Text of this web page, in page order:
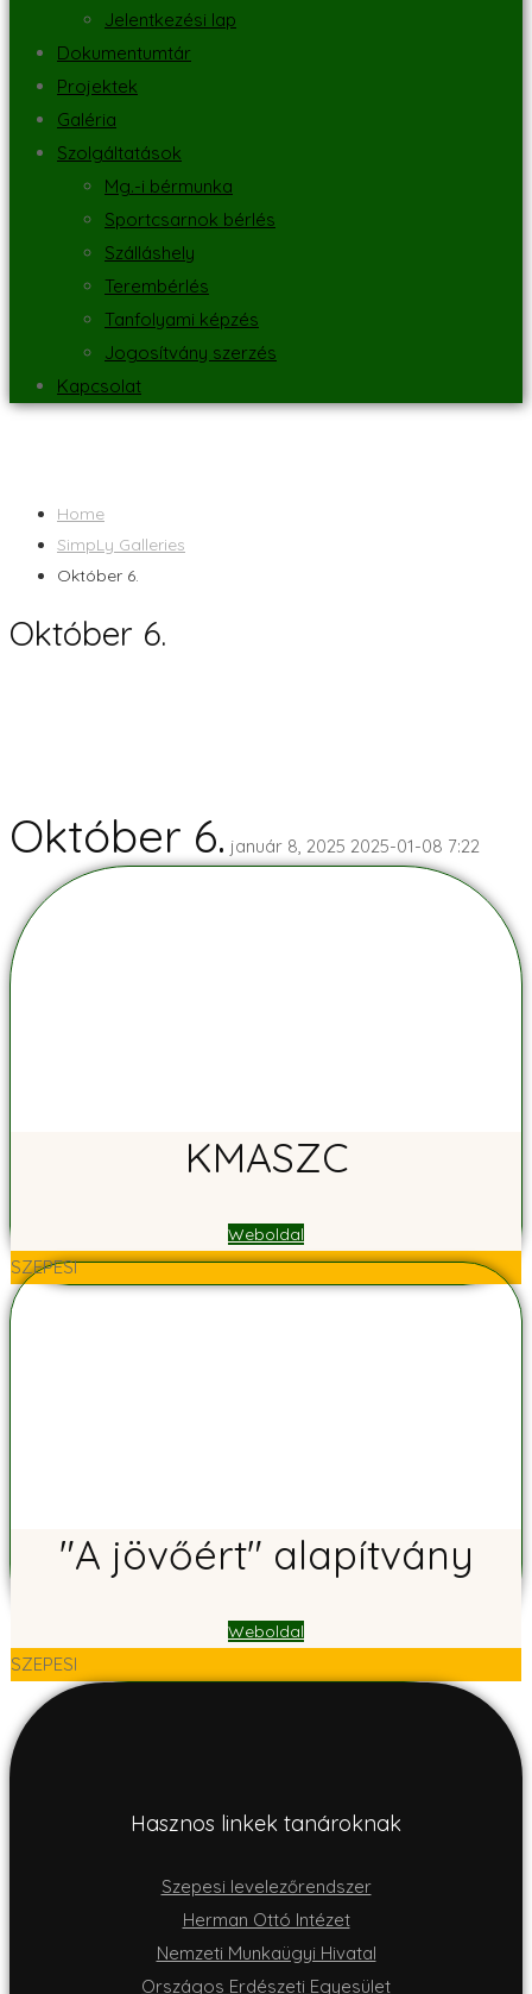
Jelentkezési lap
Dokumentumtár
Projektek
Galéria
Szolgáltatások
Mg.-i bérmunka
Sportcsarnok bérlés
Szálláshely
Terembérlés
Tanfolyami képzés
Jogosítvány szerzés
Kapcsolat
Home
SimpLy Galleries
Október 6.
Október 6.
Október 6. január 8, 2025 2025-01-08 7:22
KMASZC
Weboldal
SZEPESI
"A jövőért" alapítvány
Weboldal
SZEPESI
Hasznos linkek tanároknak
Szepesi levelezőrendszer
Herman Ottó Intézet
Nemzeti Munkaügyi Hivatal
Országos Erdészeti Egyesület